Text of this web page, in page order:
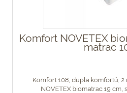
Komfort NOVETEX
matrac
Komfort 108, dupla komfortú,
NOVETEX biomatrac 19 cm,